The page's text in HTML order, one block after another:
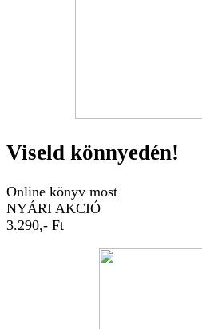
Viseld könnyedén!
Online könyv most
NYÁRI AKCIÓ
3.290,- Ft